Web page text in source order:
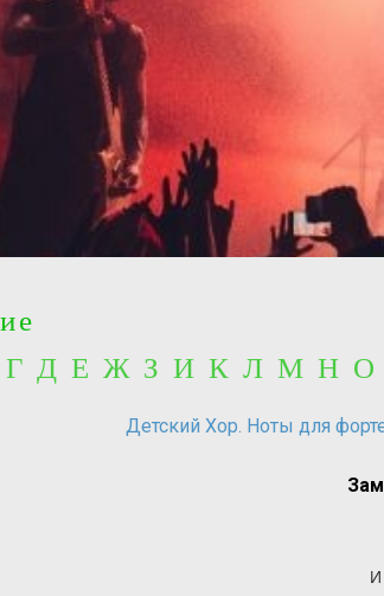
Г Д Е Ж З И К Л М Н
Детский Хор. Ноты для
И